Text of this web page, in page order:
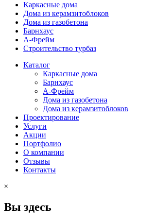
Каркасные дома
Дома из керамзитоблоков
Дома из газобетона
Барнхаус
А-Фрейм
Строительство турбаз
Каталог
Каркасные дома
Барнхаус
А-Фрейм
Дома из газобетона
Дома из керамзитоблоков
Проектирование
Услуги
Акции
Портфолио
О компании
Отзывы
Контакты
×
Вы здесь